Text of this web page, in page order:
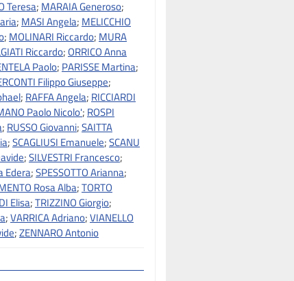
Teresa; MARAIA Generoso;
; MASI Angela; MELICCHIO
; MOLINARI Riccardo; MURA
Riccardo;ORRICO Anna
Paolo; PARISSE Martina;
Filippo Giuseppe;
; RAFFA Angela; RICCIARDI
Paolo Nicolo'; ROSPI
; RUSSO Giovanni;SAITTA
;SCAGLIUSI Emanuele;SCANU
;SILVESTRI Francesco;
Edera;SPESSOTTO Arianna;
Rosa Alba;TORTO
Elisa;TRIZZINO Giorgio;
;VARRICA Adriano;VIANELLO
;ZENNARO Antonio